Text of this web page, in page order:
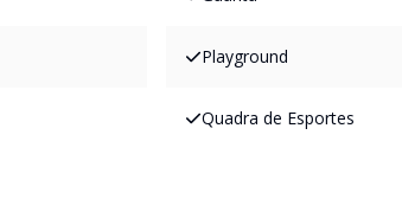
Playground
Quadra de Esportes